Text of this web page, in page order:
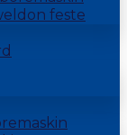
feste